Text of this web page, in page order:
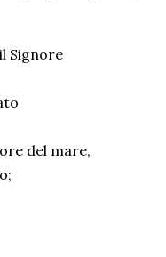
Signore
del mare,